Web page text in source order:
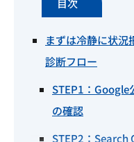
目次
まずは冷静に状況
診断フロー
STEP1：Google
の確認
STEP2：Search